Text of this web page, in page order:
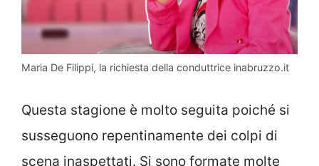
Maria De Filippi, la richiesta della conduttrice inabruzzo.it
Questa stagione è molto seguita poiché si
susseguono repentinamente dei colpi di
scena inaspettati. Si sono formate molte